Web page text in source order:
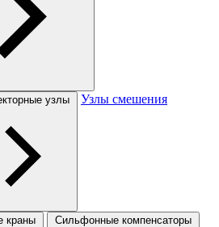
узлы Узлы смешения
краны Сильфонные компенсаторы